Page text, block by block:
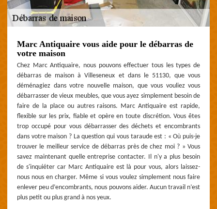
Marc Antiquaire vous aide pour le débarras de
votre maison
Chez Marc Antiquaire, nous pouvons effectuer tous les types de
débarras de maison à Villeseneux et dans le 51130, que vous
déménagiez dans votre nouvelle maison, que vous vouliez vous
débarrasser de vieux meubles, que vous ayez simplement besoin de
faire de la place ou autres raisons. Marc Antiquaire est rapide,
flexible sur les prix, fiable et opère en toute discrétion. Vous êtes
trop occupé pour vous débarrasser des déchets et encombrants
dans votre maison ? La question qui vous taraude est : « Où puis-je
trouver le meilleur service de débarras près de chez moi ? » Vous
savez maintenant quelle entreprise contacter. Il n'y a plus besoin
de s'inquiéter car Marc Antiquaire est là pour vous, alors laissez-
nous nous en charger. Même si vous voulez simplement nous faire
enlever peu d’encombrants, nous pouvons aider. Aucun travail n’est
plus petit ou plus grand à nos yeux.